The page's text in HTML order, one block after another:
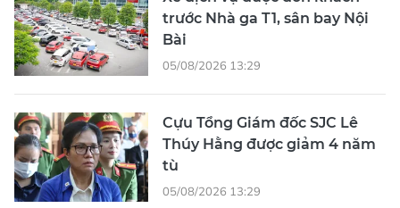
trước Nhà ga T1, sân bay Nội
Bài
05/08/2026 13:29
Cựu Tổng Giám đốc SJC Lê
Thúy Hằng được giảm 4 năm
tù
05/08/2026 13:29